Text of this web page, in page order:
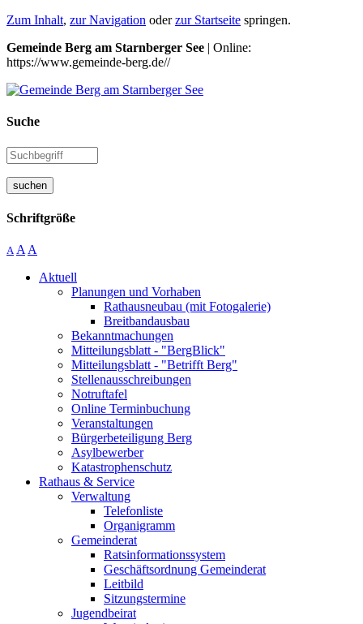
Zum Inhalt, zur Navigation oderzur Startseite springen.
Gemeinde Berg am Starnberger See | Online:
https://www.gemeinde-berg.de//
Suche
suchen
Schriftgröße
A A A
Aktuell
Planungen und Vorhaben
Rathausneubau (mit Fotogalerie)
Breitbandausbau
Bekanntmachungen
Mitteilungsblatt - "BergBlick"
Mitteilungsblatt - "Betrifft Berg"
Stellenausschreibungen
Notruftafel
Online Terminbuchung
Veranstaltungen
Bürgerbeteiligung Berg
Asylbewerber
Katastrophenschutz
Rathaus & Service
Verwaltung
Telefonliste
Organigramm
Gemeinderat
Ratsinformationssystem
Geschäftsordnung Gemeinderat
Leitbild
Sitzungstermine
Jugendbeirat